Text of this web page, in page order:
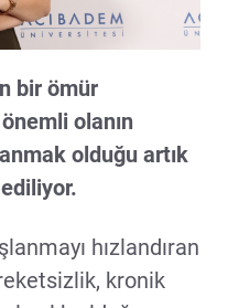
bir ömür
olanın
olduğu artık
hızlandıran
kronik